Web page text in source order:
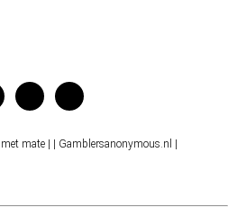
mate | | Gamblersanonymous.nl